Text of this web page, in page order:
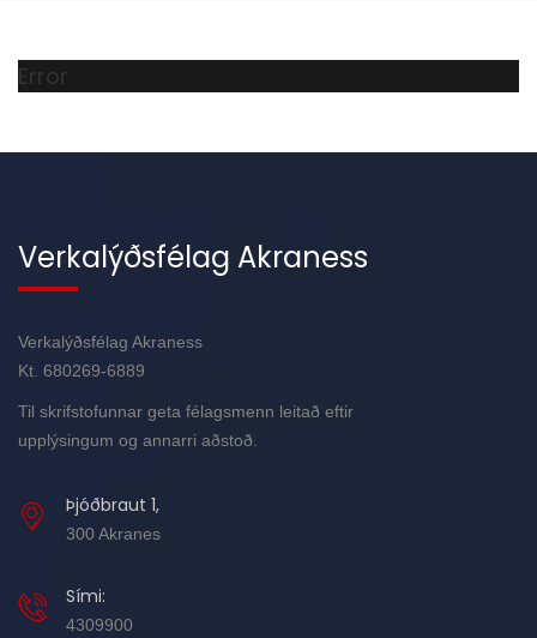
Error
Verkalýðsfélag Akraness
Verkalýðsfélag Akraness
Kt. 680269-6889
Til skrifstofunnar geta félagsmenn leitað eftir
upplýsingum og annarri aðstoð.
Þjóðbraut 1,
300 Akranes
Sími:
4309900